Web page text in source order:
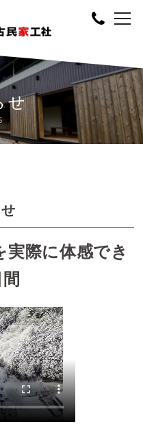
せ
際に体感でき